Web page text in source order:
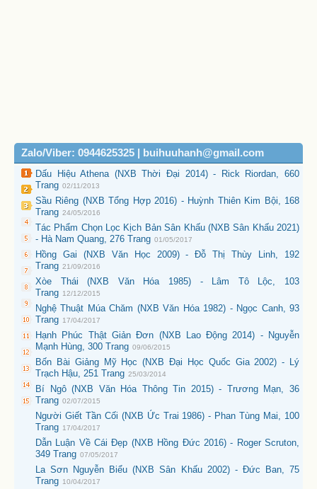
Zalo/Viber: 0944625325 | buihuuhanh@gmail.com
Dấu Hiệu Athena (NXB Thời Đại 2014) - Rick Riordan, 660
Trang 02/11/2013
Sầu Riêng (NXB Tổng Hợp 2016) - Huỳnh Thiên Kim Bội, 168
Trang 24/05/2016
Tác Phẩm Chọn Lọc Kịch Bản Sân Khấu (NXB Sân Khấu 2021)
- Hà Nam Quang, 276 Trang 01/05/2017
Hồng Gai (NXB Văn Học 2009) - Đỗ Thị Thùy Linh, 192
Trang 21/09/2016
Xòe Thái (NXB Văn Hóa 1985) - Lâm Tô Lộc, 103
Trang 12/12/2015
Nghệ Thuật Múa Chăm (NXB Văn Hóa 1982) - Ngọc Canh, 93
Trang 17/04/2017
Hạnh Phúc Thật Giản Đơn (NXB Lao Động 2014) - Nguyễn
Mạnh Hùng, 300 Trang 09/06/2015
Bốn Bài Giảng Mỹ Học (NXB Đại Học Quốc Gia 2002) - Lý
Trạch Hậu, 251 Trang 25/03/2014
Bí Ngô (NXB Văn Hóa Thông Tin 2015) - Trương Mạn, 36
Trang 02/07/2015
Người Giết Tần Cối (NXB Ức Trai 1986) - Phan Tùng Mai, 100
Trang 17/04/2017
Dẫn Luận Về Cái Đẹp (NXB Hồng Đức 2016) - Roger Scruton,
349 Trang 07/05/2017
La Sơn Nguyễn Biểu (NXB Sân Khấu 2002) - Đức Ban, 75
Trang 10/04/2017